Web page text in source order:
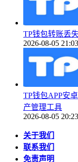
TP钱包转账丢
2026-08-05
TP钱包APP安
产管理工具
2026-08-05
关于我们
联系我们
免责声明